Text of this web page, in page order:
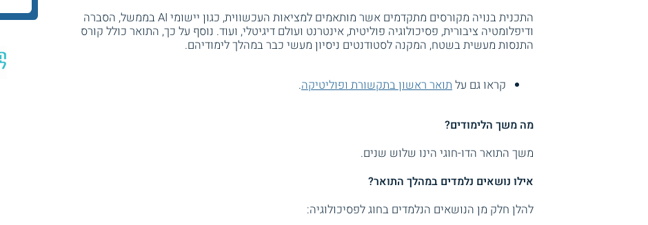
התכנית בנויה מקורסים מתקדמים אשר מותאמים למציאות העכשווית, כגון יישומי AI בממשל, הסברה
ודיפלומטיה ציבורית, פסיכולוגיה פוליטית, אינטרנט ועולם דיגיטלי, ועוד. נוסף על כך, התואר כולל קורס
התנסות מעשית בשטח, המקנה לסטודנטים ניסיון מעשי כבר במהלך לימודיהם.
קראו גם על תואר ראשון בתקשורת ופוליטיקה.
מה משך הלימודים?
משך התואר הדו-חוגי הינו שלוש שנים.
אילו נושאים נלמדים במהלך התואר?
להלן חלק מן הנושאים הנלמדים בחוג לפסיכולוגיה: